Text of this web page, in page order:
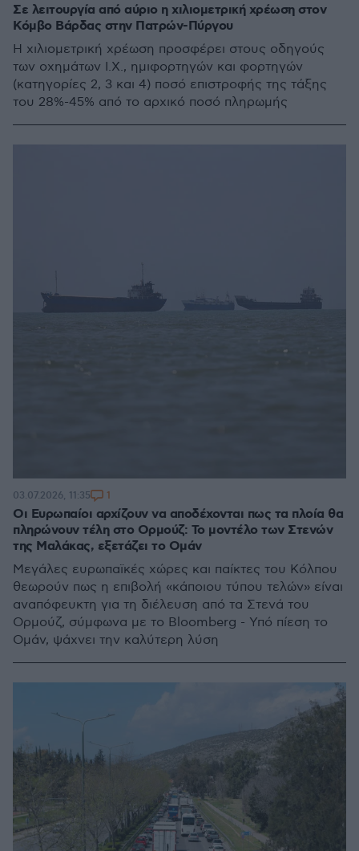
Σε λειτουργία από αύριο η χιλιομετρική χρέωση στον
Κόμβο Βάρδας στην Πατρών-Πύργου
Η χιλιομετρική χρέωση προσφέρει στους οδηγούς
των οχημάτων Ι.Χ., ημιφορτηγών και φορτηγών
(κατηγορίες 2, 3 και 4) ποσό επιστροφής της τάξης
του 28%-45% από το αρχικό ποσό πληρωμής
Οι Ευρωπαίοι αρχίζουν να αποδέχονται πως τα πλοία θα
πληρώνουν τέλη στο Ορμούζ: Το μοντέλο των Στενών
της Μαλάκας, εξετάζει το Ομάν
Μεγάλες ευρωπαϊκές χώρες και παίκτες του Κόλπου
θεωρούν πως η επιβολή «κάποιου τύπου τελών» είναι
αναπόφευκτη για τη διέλευση από τα Στενά του
Ορμούζ, σύμφωνα με το Bloomberg - Υπό πίεση το
Ομάν, ψάχνει την καλύτερη λύση
03.07.2026, 11:35 1